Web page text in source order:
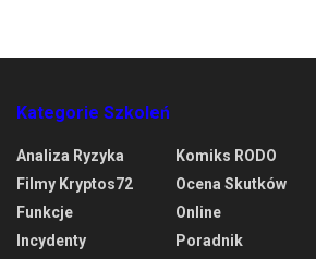
Kategorie Szkoleń
Analiza Ryzyka
Filmy Kryptos72
Funkcje
Incydenty
Komiks RODO
Ocena Skutków
Online
Poradnik